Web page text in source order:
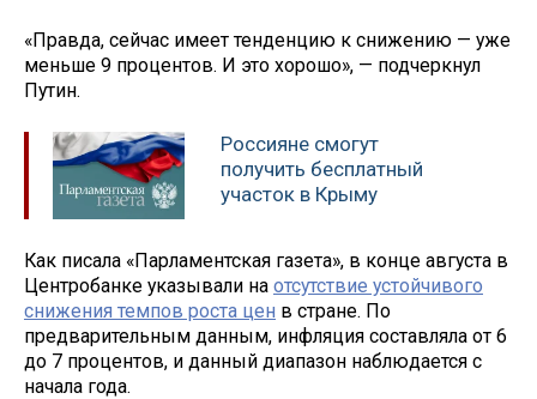
«Правда, сейчас имеет тенденцию к снижению — уже
меньше 9 процентов. И это хорошо», — подчеркнул
Путин.
Россияне смогут
получить бесплатный
участок в Крыму
Как писала «Парламентская газета», в конце августа в
Центробанке указывали на отсутствие устойчивого
снижения темпов роста цен в стране. По
предварительным данным, инфляция составляла от 6
до 7 процентов, и данный диапазон наблюдается с
начала года.